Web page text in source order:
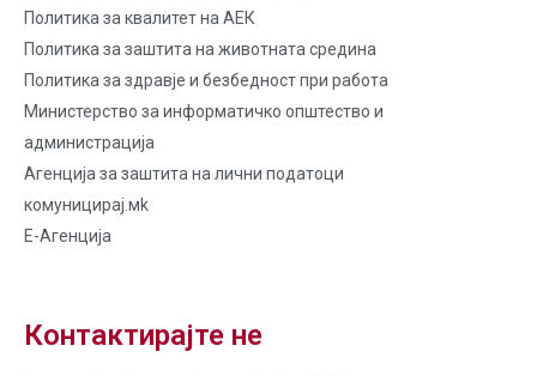
Политика за квалитет на AЕК
Политика за заштита на животната средина
Политика за здравје и безбедност при работа
Министерство за информатичко општество и
администрација
Агенција за заштита на лични податоци
комуницирај.мk
Е-Агенција
Контактирајте не